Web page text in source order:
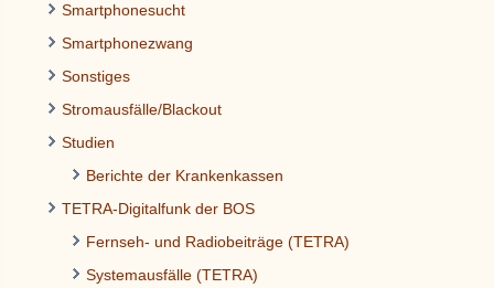
Smartphonesucht
Smartphonezwang
Sonstiges
Stromausfälle/Blackout
Studien
Berichte der Krankenkassen
TETRA-Digitalfunk der BOS
Fernseh- und Radiobeiträge (TETRA)
Systemausfälle (TETRA)